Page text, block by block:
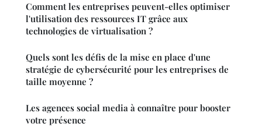
Comment les entreprises peuvent-elles optimiser
l'utilisation des ressources IT grâce aux
technologies de virtualisation ?
Quels sont les défis de la mise en place d'une
stratégie de cybersécurité pour les entreprises de
taille moyenne ?
Les agences social media à connaître pour booster
votre présence